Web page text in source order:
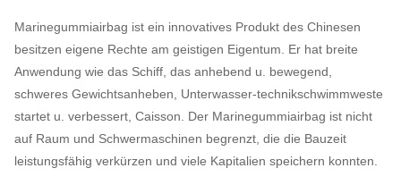
Marinegummiairbag ist ein innovatives Produkt des Chinesen
besitzen eigene Rechte am geistigen Eigentum. Er hat breite
Anwendung wie das Schiff, das anhebend u. bewegend,
schweres Gewichtsanheben, Unterwasser-technikschwimmweste
startet u. verbessert, Caisson. Der Marinegummiairbag ist nicht
auf Raum und Schwermaschinen begrenzt, die die Bauzeit
leistungsfähig verkürzen und viele Kapitalien speichern konnten.